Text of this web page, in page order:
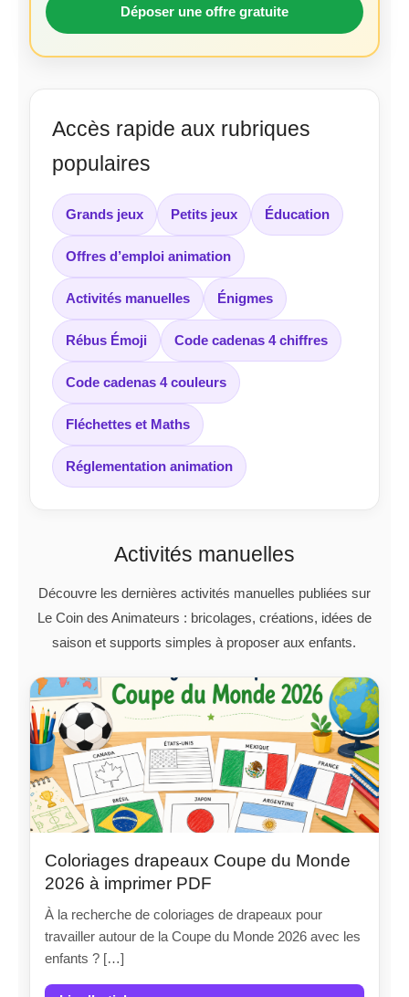
Déposer une offre gratuite
Accès rapide aux rubriques
populaires
Grands jeux Petits jeux Éducation
Offres d’emploi animation
Activités manuelles Énigmes
Rébus Émoji Code cadenas 4 chiffres
Code cadenas 4 couleurs
Fléchettes et Maths
Réglementation animation
Activités manuelles
Découvre les dernières activités manuelles publiées sur
Le Coin des Animateurs : bricolages, créations, idées de
saison et supports simples à proposer aux enfants.
Coloriages drapeaux Coupe du Monde
2026 à imprimer PDF
À la recherche de coloriages de drapeaux pour
travailler autour de la Coupe du Monde 2026 avec les
enfants ? […]